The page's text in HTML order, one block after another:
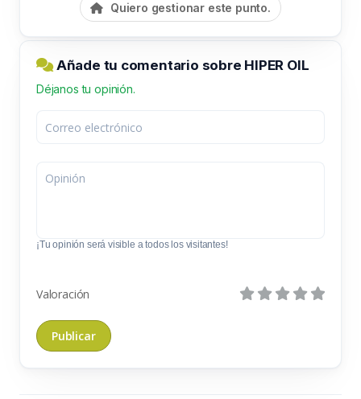
Quiero gestionar este punto.
Añade tu comentario sobre HIPER OIL
Déjanos tu opinión.
¡Tu opinión será visible a todos los visitantes!
Valoración